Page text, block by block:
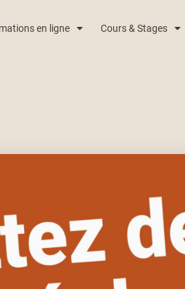
en ligne Cours & Stages